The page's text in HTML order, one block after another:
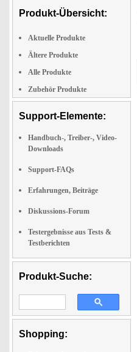
Produkt-Übersicht:
Aktuelle Produkte
Ältere Produkte
Alle Produkte
Zubehör Produkte
Support-Elemente:
Handbuch-, Treiber-, Video-
Downloads
Support-FAQs
Erfahrungen, Beiträge
Diskussions-Forum
Testergebnisse aus Tests &
Testberichten
Produkt-Suche:
Shopping: